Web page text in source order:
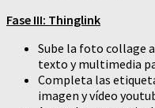
Fase III: Thinglink
Sube la foto collage
texto y multimedia
Completa las
imagen y vídeo